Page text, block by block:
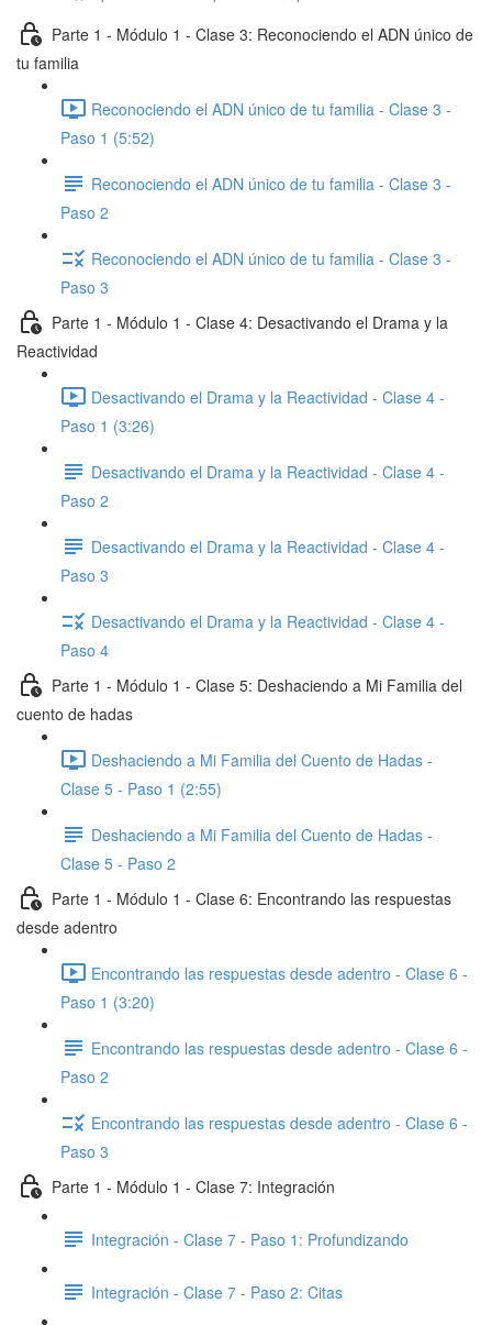
Parte 1 - Módulo 1 - Clase 3: Reconociendo el ADN único de
tu familia
Reconociendo el ADN único de tu familia - Clase 3 -
Paso 1 (5:52)
Reconociendo el ADN único de tu familia - Clase 3 -
Paso 2
Reconociendo el ADN único de tu familia - Clase 3 -
Paso 3
Parte 1 - Módulo 1 - Clase 4: Desactivando el Drama y la
Reactividad
Desactivando el Drama y la Reactividad - Clase 4 -
Paso 1 (3:26)
Desactivando el Drama y la Reactividad - Clase 4 -
Paso 2
Desactivando el Drama y la Reactividad - Clase 4 -
Paso 3
Desactivando el Drama y la Reactividad - Clase 4 -
Paso 4
Parte 1 - Módulo 1 - Clase 5: Deshaciendo a Mi Familia del
cuento de hadas
Deshaciendo a Mi Familia del Cuento de Hadas -
Clase 5 - Paso 1 (2:55)
Deshaciendo a Mi Familia del Cuento de Hadas -
Clase 5 - Paso 2
Parte 1 - Módulo 1 - Clase 6: Encontrando las respuestas
desde adentro
Encontrando las respuestas desde adentro - Clase 6 -
Paso 1 (3:20)
Encontrando las respuestas desde adentro - Clase 6 -
Paso 2
Encontrando las respuestas desde adentro - Clase 6 -
Paso 3
Parte 1 - Módulo 1 - Clase 7: Integración
Integración - Clase 7 - Paso 1: Profundizando
Integración - Clase 7 - Paso 2: Citas